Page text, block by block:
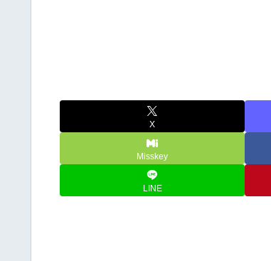
X
Misskey
LINE